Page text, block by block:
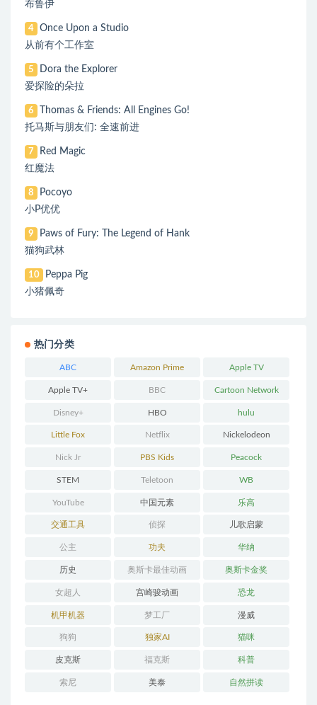
布鲁伊
4
Once Upon a Studio
从前有个工作室
5
Dora the Explorer
爱探险的朵拉
6
Thomas & Friends: All Engines Go!
托马斯与朋友们: 全速前进
7
Red Magic
红魔法
8
Pocoyo
小P优优
9
Paws of Fury: The Legend of Hank
猫狗武林
10
Peppa Pig
小猪佩奇
热门分类
ABC Amazon Prime Apple TV
Apple TV+ BBC Cartoon Network
Disney+ HBO hulu
Little Fox Netflix Nickelodeon
Nick Jr PBS Kids Peacock
STEM Teletoon WB
YouTube 中国元素 乐高
交通工具 侦探 儿歌启蒙
公主 功夫 华纳
历史 奥斯卡最佳动画 奥斯卡金奖
女超人 宫崎骏动画 恐龙
机甲机器 梦工厂 漫威
狗狗 独家AI 猫咪
皮克斯 福克斯 科普
索尼 美泰 自然拼读